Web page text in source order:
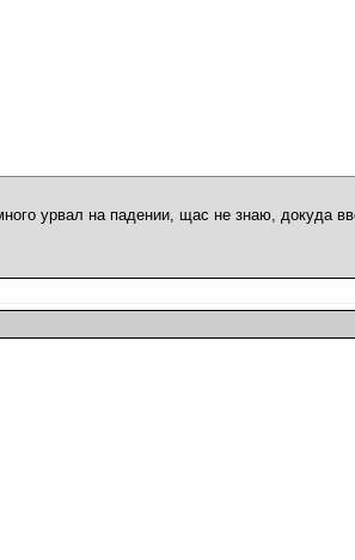
урвал на падении, щас не знаю, докуда